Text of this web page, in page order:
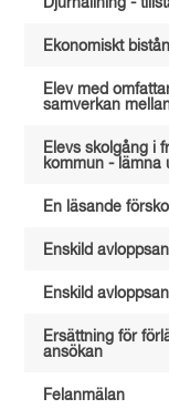
Djurhållning -
Ekonomiskt
Elev med
samverkan
Elevs skolgång i
kommun - lämna
En läsande
Enskild
Enskild
Ersättning för
ansökan
Felanmälan